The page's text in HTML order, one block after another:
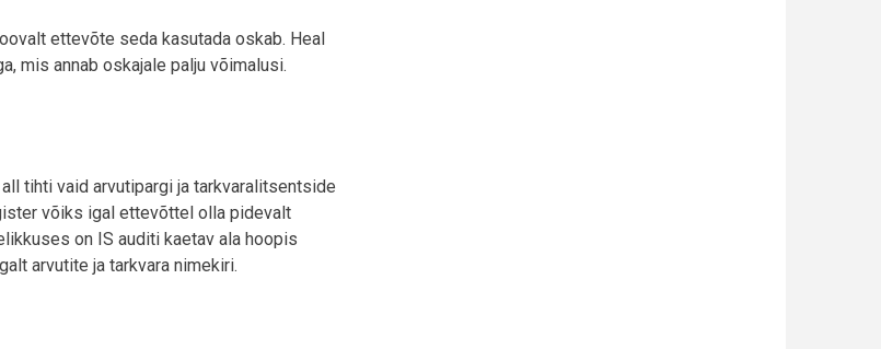
ettevõte seda kasutada oskab. Heal
mis annab oskajale palju võimalusi.
tihti vaid arvutipargi ja tarkvaralitsentside
võiks igal ettevõttel olla pidevalt
on IS auditi kaetav ala hoopis
arvutite ja tarkvara nimekiri.